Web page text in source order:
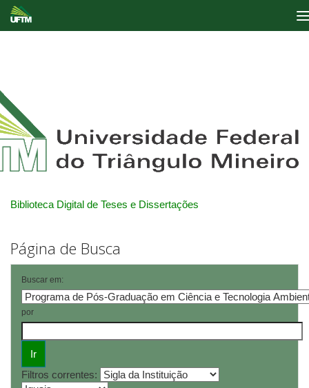
Biblioteca Digital de Teses e Dissertações
Página de Busca
Buscar em:
por
Filtros correntes: